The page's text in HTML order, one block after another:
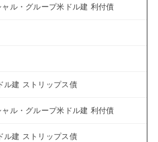
ル・グループ米ドル建 利付債
ル建 ストリップス債
ル・グループ米ドル建 利付債
ル建 ストリップス債